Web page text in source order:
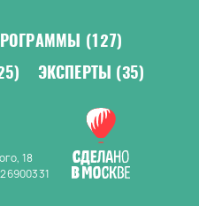
(127)
ЭКСПЕРТЫ (35)
18